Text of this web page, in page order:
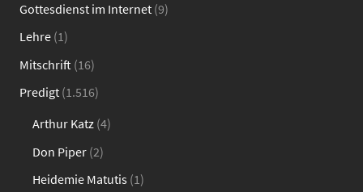
Gottesdienst im Internet (9)
Lehre (1)
Mitschrift (16)
Predigt (1.516)
Arthur Katz (4)
Don Piper (2)
Heidemie Matutis (1)